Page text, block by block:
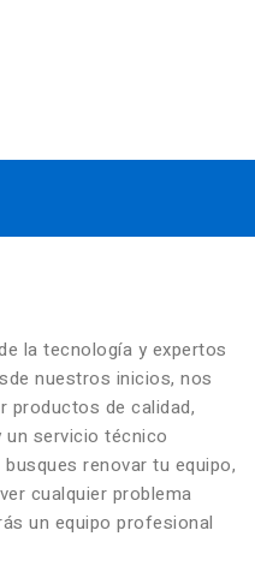
la tecnología y expertos
nuestros inicios, nos
productos de calidad,
servicio técnico
renovar tu equipo,
cualquier problema
un equipo profesional